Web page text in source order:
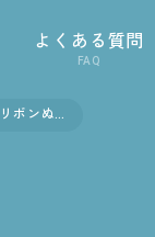
よくある質問
FAQ
mikko characters 抱きしめおリボンぬいぐるみ